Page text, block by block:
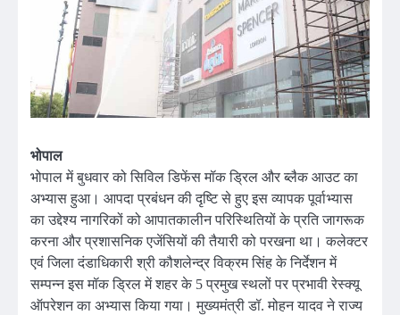
भोपाल
भोपाल में बुधवार को सिविल डिफेंस मॉक ड्रिल और ब्लैक आउट का
अभ्यास हुआ। आपदा प्रबंधन की दृष्टि से हुए इस व्यापक पूर्वाभ्यास
का उद्देश्य नागरिकों को आपातकालीन परिस्थितियों के प्रति जागरूक
करना और प्रशासनिक एजेंसियों की तैयारी को परखना था। कलेक्टर
एवं जिला दंडाधिकारी श्री कौशलेन्द्र विक्रम सिंह के निर्देशन में
सम्पन्न इस मॉक ड्रिल में शहर के 5 प्रमुख स्थलों पर प्रभावी रेस्क्यू
ऑपरेशन का अभ्यास किया गया। मुख्यमंत्री डॉ. मोहन यादव ने राज्य